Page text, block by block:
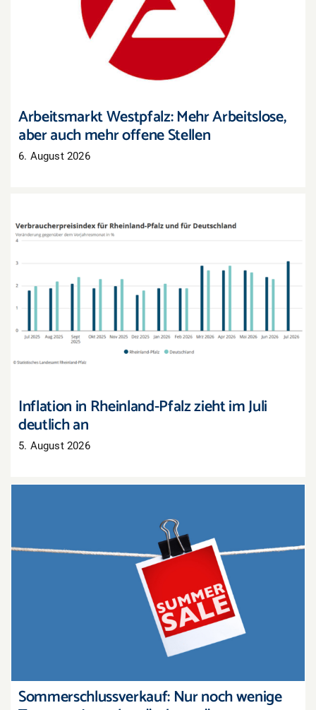
Arbeitsmarkt Westpfalz: Mehr Arbeitslose, aber
auch mehr offene Stellen
Arbeitsmarkt Westpfalz: Mehr Arbeitslose,
aber auch mehr offene Stellen
6. August 2026
Inflation in Rheinland-Pfalz zieht im Juli deutlich
Inflation in Rheinland-Pfalz zieht im Juli
deutlich an
5. August 2026
Sommerschlussverkauf: Nur noch wenige Tage,
um Lagerbestände zu räumen
Sommerschlussverkauf: Nur noch wenige